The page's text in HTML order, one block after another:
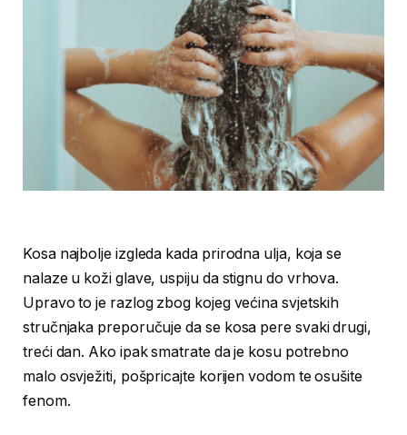
Kosa najbolje izgleda kada prirodna ulja, koja se
nalaze u koži glave, uspiju da stignu do vrhova.
Upravo to je razlog zbog kojeg većina svjetskih
stručnjaka preporučuje da se kosa pere svaki drugi,
treći dan. Ako ipak smatrate da je kosu potrebno
malo osvježiti, pošpricajte korijen vodom te osušite
fenom.